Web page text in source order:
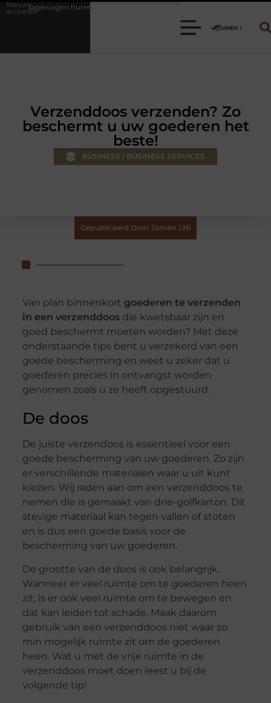
Nieuwe
artikelenKies de juiste aanhanger voor jouw klus
Verzenddoos verzenden? Zo
beschermt u uw goederen het
beste!
BUSINESS / BUSINESS SERVICES
Gepubliceerd Door Samen 1.nl
Van plan binnenkort goederen te verzenden
in een verzenddoosdie kwetsbaar zijn en
goed beschermt moeten worden? Met deze
onderstaande tips bent u verzekerd van een
goede bescherming en weet u zeker dat u
goederen precies in ontvangst worden
genomen zoals u ze heeft opgestuurd.
De doos
De juiste verzendoos is essentieel voor een
goede bescherming van uw goederen. Zo zijn
er verschillende materialen waar u uit kunt
kiezen. Wij raden aan om een verzenddoos te
nemen die is gemaakt van drie-golfkarton. Dit
stevige materiaal kan tegen vallen of stoten
en is dus een goede basis voor de
bescherming van uw goederen.
De grootte van de doos is ook belangrijk.
Wanneer er veel ruimte om te goederen heen
zit, is er ook veel ruimte om te bewegen en
dat kan leiden tot schade. Maak daarom
gebruik van een verzenddoos niet waar zo
min mogelijk ruimte zit om de goederen
heen. Wat u met de vrije ruimte in de
verzenddoos moet doen leest u bij de
volgende tip!